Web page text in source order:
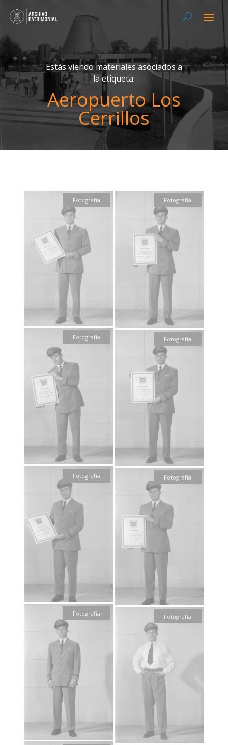
Estás viendo materiales asociados a
la etiqueta:
Aeropuerto Los
Cerrillos
Fotografía Fotografía
Fotografía Fotografía
Fotografía Fotografía
Fotografía Fotografía
Fotografía
Fotografía
Fotografía